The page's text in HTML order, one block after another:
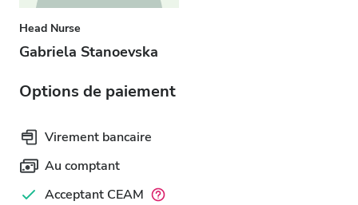
Head Nurse
Gabriela Stanoevska
Options de paiement
Virement bancaire
Au comptant
Acceptant CEAM